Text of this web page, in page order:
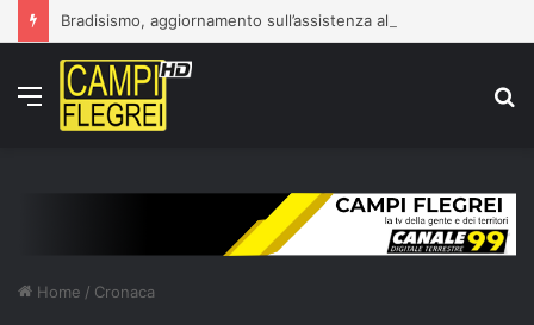
Menu
Home / Cronaca